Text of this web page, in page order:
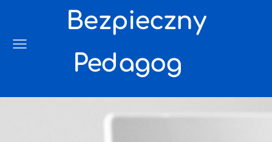
Bezpieczny
Pedagog